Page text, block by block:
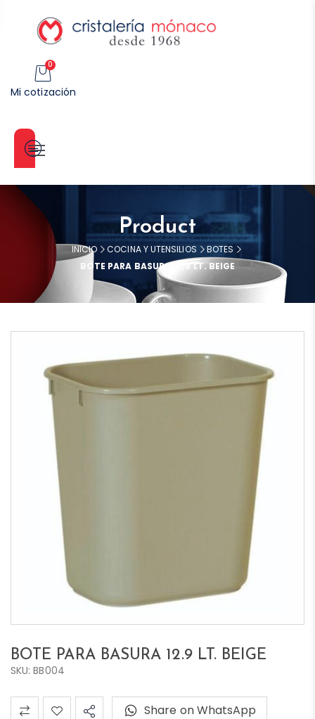
0
Mi cotización
Categorías
Product
INICIO COCINA Y UTENSILIOS
BOTES
BOTE PARA BASURA 12.9 LT. BEIGE
BOTE PARA BASURA 12.9 LT. BEIGE
SKU: BB004
Share on WhatsApp